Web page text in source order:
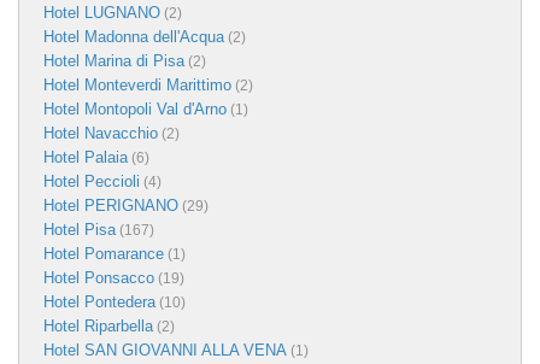
Hotel LUGNANO (2)
Hotel Madonna dell'Acqua(2)
Hotel Marina di Pisa(2)
Hotel Monteverdi Marittimo (2)
Hotel Montopoli Val d'Arno (1)
Hotel Navacchio (2)
Hotel Palaia(6)
Hotel Peccioli (4)
Hotel PERIGNANO (29)
Hotel Pisa(167)
Hotel Pomarance (1)
Hotel Ponsacco (19)
Hotel Pontedera(10)
Hotel Riparbella(2)
Hotel SAN GIOVANNI ALLA VENA (1)